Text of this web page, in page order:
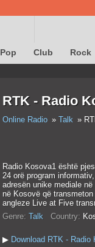
Pop Club Rock
RTK - Radio
Online Radio Talk
Radio Kosova1 është
24 orë program
adresën unike mediale
në Kosovë që
angleze Live at Five
Genre: Talk Country:
▶ Download RTK -